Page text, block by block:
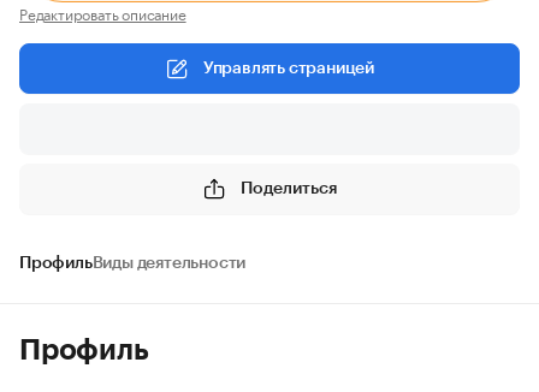
Редактировать описание
Управлять страницей
Поделиться
ПрофильВиды деятельности
Профиль